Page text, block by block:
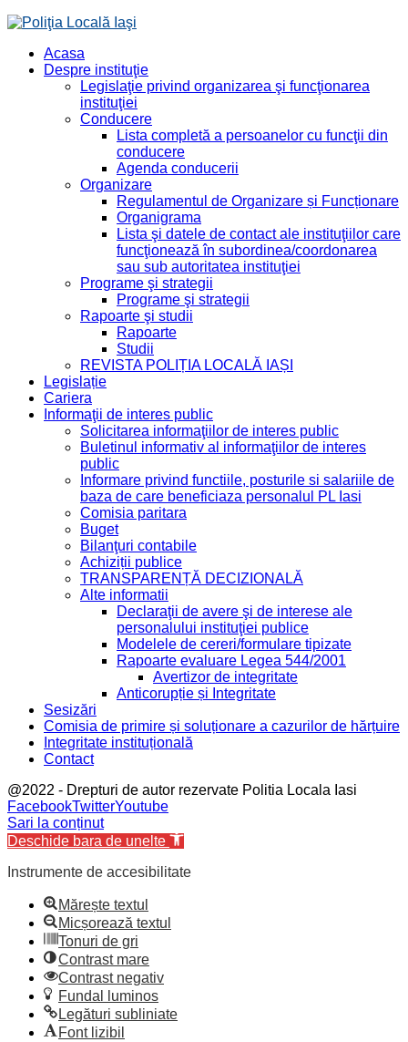
Acasa
Despre instituţie
Legislaţie privind organizarea şi funcţionarea
instituţiei
Conducere
Lista completă a persoanelor cu funcţii din
conducere
Agenda conducerii
Organizare
Regulamentul de Organizare și Funcționare
Organigrama
Lista şi datele de contact ale instituţiilor care
funcţionează în subordinea/coordonarea
sau sub autoritatea instituţiei
Programe şi strategii
Programe şi strategii
Rapoarte şi studii
Rapoarte
Studii
REVISTA POLIȚIA LOCALĂ IAȘI
Legislație
Cariera
Informaţii de interes public
Solicitarea informaţiilor de interes public
Buletinul informativ al informaţiilor de interes
public
Informare privind functiile, posturile si salariile de
baza de care beneficiaza personalul PL Iasi
Comisia paritara
Buget
Bilanţuri contabile
Achiziții publice
TRANSPARENȚĂ DECIZIONALĂ
Alte informatii
Declaraţii de avere şi de interese ale
personalului instituţiei publice
Modelele de cereri/formulare tipizate
Rapoarte evaluare Legea 544/2001
Avertizor de integritate
Anticorupție și Integritate
Sesizări
Comisia de primire și soluționare a cazurilor de hărțuire
Integritate instituțională
Contact
@2022 - Drepturi de autor rezervate Politia Locala Iasi
FacebookTwitterYoutube
Sari la conținut
Deschide bara de unelte
Instrumente de accesibilitate
Mărește textul
Micșorează textul
Tonuri de gri
Contrast mare
Contrast negativ
Fundal luminos
Legături subliniate
Font lizibil